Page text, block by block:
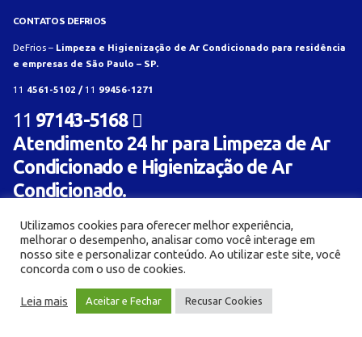
CONTATOS DEFRIOS
DeFrios – Limpeza e Higienização de Ar Condicionado para residência
e empresas de São Paulo – SP.
11 4561-5102 / 11 99456-1271
11 97143-5168
Atendimento 24 hr para Limpeza de Ar
Condicionado e Higienização de Ar
Condicionado.
© Limpeza e Higienização de aparelho de ar condicionado para residência e empresa -
Defrios 2018. Criado com ❤ por:AL Mídia Digital
Utilizamos cookies para oferecer melhor experiência,
melhorar o desempenho, analisar como você interage em
nosso site e personalizar conteúdo. Ao utilizar este site, você
concorda com o uso de cookies.
Leia mais Aceitar e Fechar Recusar Cookies